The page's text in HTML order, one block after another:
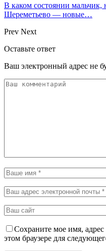
В каком состоянии мальчик,
Шереметьево — новые…
Prev Next
Оставьте ответ
Ваш электронный адрес не
Сохраните мое имя,
этом браузере для